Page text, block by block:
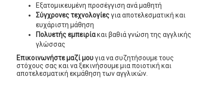
Εξατομικευμένη προσέγγιση ανά μαθητή
Σύγχρονες τεχνολογίεςγια αποτελεσματική και
ευχάριστη μάθηση
Πολυετής εμπειρίακαι βαθιά γνώση της αγγλικής
γλώσσας
Επικοινωνήστε μαζί μουγια να συζητήσουμε τους
στόχους σας και να ξεκινήσουμε μια ποιοτική και
αποτελεσματική εκμάθηση των αγγλικών.